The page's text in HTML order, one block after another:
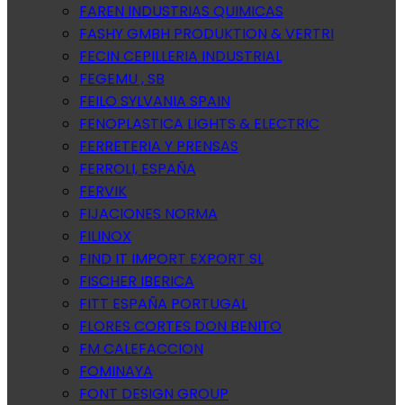
FAREN INDUSTRIAS QUIMICAS
FASHY GMBH PRODUKTION & VERTRI
FECIN CEPILLERIA INDUSTRIAL
FEGEMU , SB
FEILO SYLVANIA SPAIN
FENOPLASTICA LIGHTS & ELECTRIC
FERRETERIA Y PRENSAS
FERROLI, ESPAÑA
FERVIK
FIJACIONES NORMA
FILINOX
FIND IT IMPORT EXPORT SL
FISCHER IBERICA
FITT ESPAÑA PORTUGAL
FLORES CORTES DON BENITO
FM CALEFACCION
FOMINAYA
FONT DESIGN GROUP